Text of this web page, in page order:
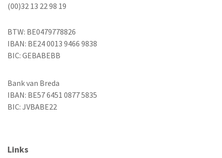
(00)32 13 22 98 19
BTW: BE0479778826
IBAN: BE24 0013 9466 9838
BIC: GEBABEBB
Bank van Breda
IBAN: BE57 6451 0877 5835
BIC: JVBABE22
Links